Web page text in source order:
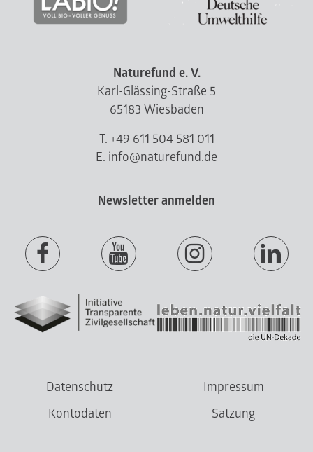
Naturefund e. V.
Karl-Glässing-Straße 5
65183 Wiesbaden
T. +49 611 504 581 011
E. info@naturefund.de
Newsletter anmelden
Datenschutz
Impressum
Kontodaten
Satzung